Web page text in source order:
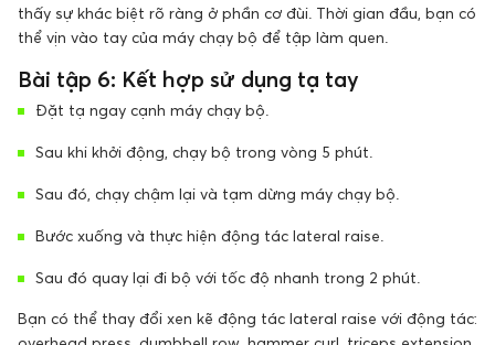
thấy sự khác biệt rõ ràng ở phần cơ đùi. Thời gian đầu, bạn có
thể vịn vào tay của máy chạy bộ để tập làm quen.
Bài tập 6: Kết hợp sử dụng tạ tay
Đặt tạ ngay cạnh máy chạy bộ.
Sau khi khởi động, chạy bộ trong vòng 5 phút.
Sau đó, chạy chậm lại và tạm dừng máy chạy bộ.
Bước xuống và thực hiện động tác lateral raise.
Sau đó quay lại đi bộ với tốc độ nhanh trong 2 phút.
Bạn có thể thay đổi xen kẽ động tác lateral raise với động tác: